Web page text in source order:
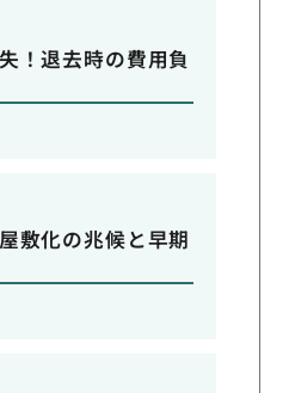
！退去時の費用負
敷化の兆候と早期